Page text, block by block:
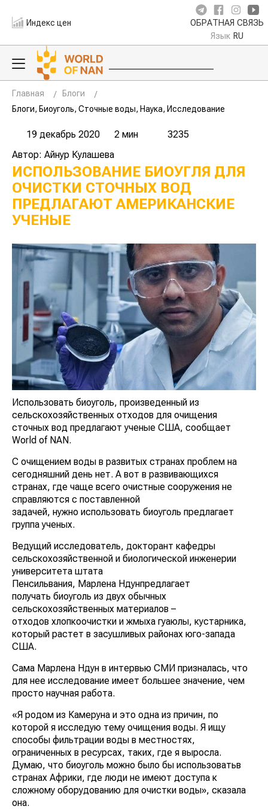
Индекс цен ОБРАТНАЯ СВЯЗЬ
Язык RU
Главная
Блоги
Блоги, Биоуголь, Сточные воды, Наука, Исследование
19 декабрь 2020 2 мин
3235
Автор: Айнур Кулашева
ИСПОЛЬЗОВАНИЕ БИОУГЛЯ ДЛЯ
ОЧИСТКИ СТОЧНЫХ ВОД
ПРЕДЛАГАЮТ АМЕРИКАНСКИЕ
УЧЕНЫЕ
Использовать биоуголь, произведенный из
сельскохозяйственных отходов для очищения
сточных вод предлагают ученые США, сообщает
World of NAN.
С очищением воды в развитых странах проблем на
сегодняшний день нет. А вот в развивающихся
странах, где чаще всего очистные сооружения не
справляются с поставленной
задачей, нужно использовать биоуголь предлагает
группа ученых.
Ведущий исследователь, докторант кафедры
сельскохозяйственной и биологической инженерии
университета штата
Пенсильвания, Марлена Ндунпредлагает
получать биоуголь из двух обычных
сельскохозяйственных материалов –
отходов хлопкоочистки и жмыха гуаюлы, кустарника,
который растет в засушливых районах юго-запада
США.
Сама Марлена Ндун в интервью СМИ призналась, что
для нее исследование имеет большее значение, чем
просто научная работа.
«Я родом из Камеруна и это одна из причин, по
которой я исследую тему очищения воды. Я ищу
способы фильтрации воды в местностях,
ограниченных в ресурсах, таких, где я выросла.
Думаю, что биоуголь можно было бы использоватьв
странах Африки, где люди не имеют доступа к
сложному оборудованию для очистки воды», сказала
она.